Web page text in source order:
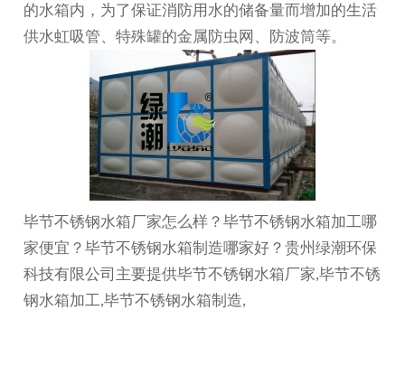
的水箱内，为了保证消防用水的储备量而增加的生活
供水虹吸管、特殊罐的金属防虫网、防波筒等。
毕节不锈钢水箱厂家怎么样？毕节不锈钢水箱加工哪
家便宜？毕节不锈钢水箱制造哪家好？贵州绿潮环保
科技有限公司主要提供毕节不锈钢水箱厂家,毕节不锈
钢水箱加工,毕节不锈钢水箱制造,